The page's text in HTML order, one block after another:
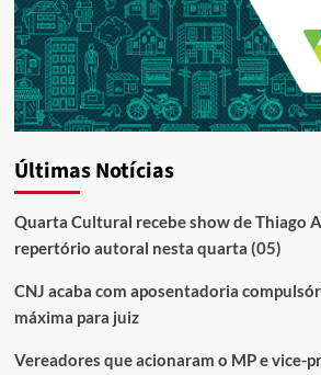
Últimas Notícias
Quarta Cultural recebe show de Thiago
repertório autoral nesta quarta (05)
CNJ acaba com aposentadoria
máxima para juiz
Vereadores que acionaram o MP e vice-